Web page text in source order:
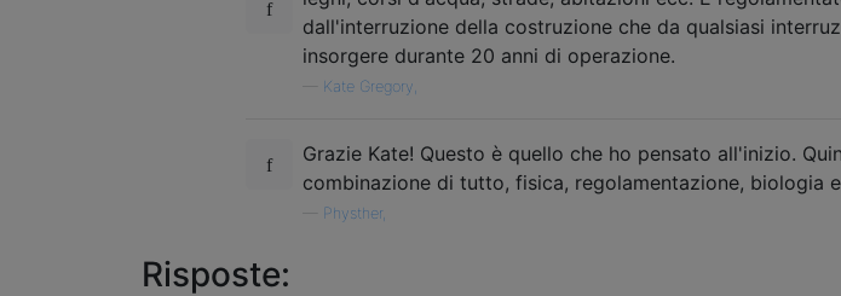
dall'interruzione della costruzione che da qualsiasi
insorgere durante 20 anni di operazione.
Kate Gregory,
Grazie Kate! Questo è quello che ho pensato all'inizio.
combinazione di tutto, fisica, regolamentazione, biologia
Physther,
Risposte: